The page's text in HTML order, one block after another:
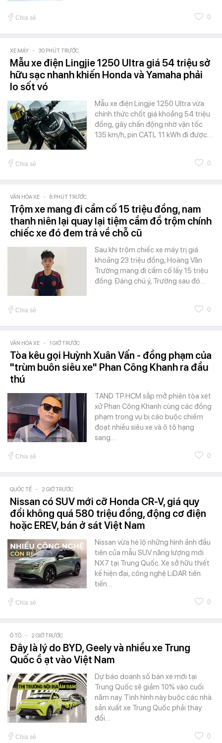
Chia sẻ 0
XE MÁY - 30 PHÚT TRƯỚC
Mẫu xe điện Lingjie 1250 Ultra giá 54 triệu sở
hữu sạc nhanh khiến Honda và Yamaha phải
lo sốt vó
Mẫu xe điện Lingjie 1250 Ultra vừa
chính thức chốt giá khoảng 54 triệu
đồng, gây chấn động nhờ vận tốc
135 km/h, pin CATL 11 kWh đi được…
Chia sẻ 0
VĂN HÓA XE - 8 PHÚT TRƯỚC
Trộm xe mang đi cầm cố 15 triệu đồng, nam
thanh niên lại quay lại tiệm cầm đồ trộm chính
chiếc xe đó đem trả về chỗ cũ
Sau khi trộm chiếc xe máy trị giá
khoảng 23 triệu đồng, Hoàng Văn
Trường mang đi cầm cố lấy 15 triệu
đồng. Đáng chú ý, Trường sau đó…
Chia sẻ 0
VĂN HÓA XE - 1 GIỜ TRƯỚC
Tòa kêu gọi Huỳnh Xuân Vấn - đồng phạm của
"trùm buôn siêu xe" Phan Công Khanh ra đầu
thú
TAND TP.HCM sắp mở phiên tòa xét
xử Phan Công Khanh cùng các đồng
phạm trong vụ bị cáo buộc chiếm
đoạt nhiều siêu xe và ô tô hạng
sang…
Chia sẻ 0
QUỐC TẾ - 2 GIỜ TRƯỚC
Nissan có SUV mới cỡ Honda CR-V, giá quy
đổi không quá 580 triệu đồng, động cơ điện
hoặc EREV, bán ở sát Việt Nam
Nissan vừa hé lộ những hình ảnh đầu
tiên của mẫu SUV năng lượng mới
NX7 tại Trung Quốc. Xe sở hữu thiết
kế hiện đại, công nghệ LiDAR tiên
tiến…
Chia sẻ 0
Ô TÔ - 2 GIỜ TRƯỚC
Đây là lý do BYD, Geely và nhiều xe Trung
Quốc ồ ạt vào Việt Nam
Dự báo doanh số bán xe mới tại
Trung Quốc sẽ giảm 10% vào cuối
năm nay. Tình hình này buộc các nhà
sản xuất xe Trung Quốc phải thay
đổi…
Chia sẻ 0